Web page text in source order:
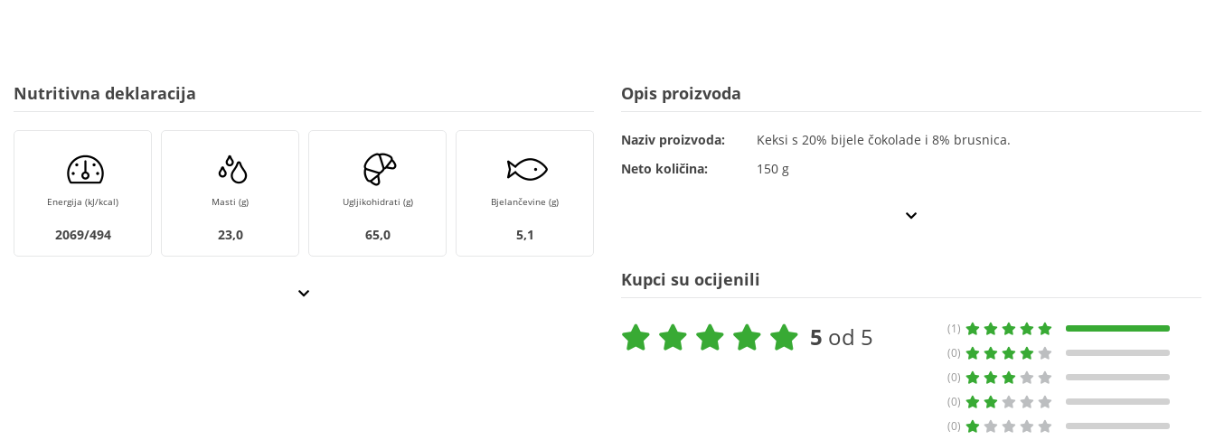
Nutritivna deklaracija
Energija (kJ/kcal)
2069/494
Masti (g)
23,0
Ugljikohidrati (g)
65,0
Bjelančevine (g)
5,1
Opis proizvoda
Naziv proizvoda:
Keksi s 20% bijele čokolade i 8% brusnica.
Neto količina:
150 g
Kupci su ocijenili
5 od 5
(1)
(0)
(0)
(0)
(0)